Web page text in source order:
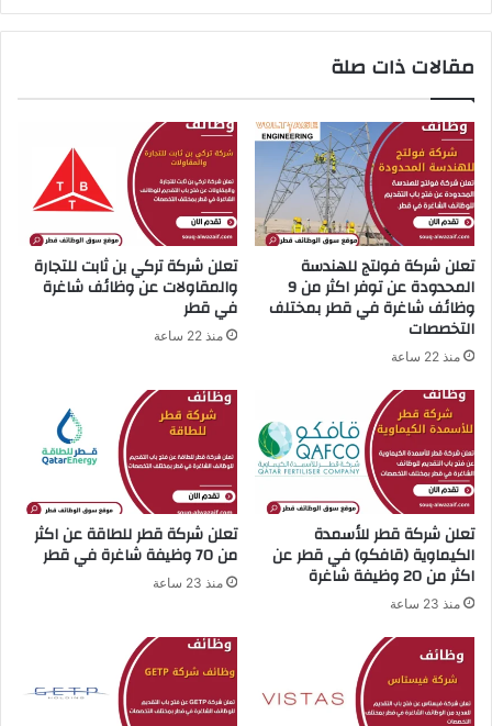
ا
ع
ك
ر
م
ن
2
0
و
ظ
ف
ة
ا
غ
ر
ة
ل
د
س
ة
ا
ل
ع
ا
ة
ي
ا
ل
ك
و
ي
ت
ع
ر
مقالات ذات صلة
تعلن شركة فولتج للهندسة
المحدودة عن توفر اكثر من 9
وظائف شاغرة في قطر بمختلف
التخصصات
منذ 22 ساعة
تعلن شركة تركي بن ​​ثابت للتجارة
والمقاولات عن وظائف شاغرة
في قطر
منذ 22 ساعة
تعلن شركة قطر للأسمدة
الكيماوية (قافكو) في قطر عن
اكثر من 20 وظيفة شاغرة
منذ 23 ساعة
تعلن شركة قطر للطاقة عن اكثر
من 70 وظيفة شاغرة في قطر
منذ 23 ساعة